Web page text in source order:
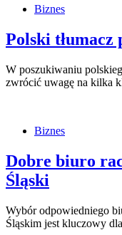
Biznes
Polski tłumacz
W poszukiwaniu
zwrócić uwagę na kilka
Biznes
Dobre biuro
Śląski
Wybór odpowiedniego
Śląskim jest kluczowy